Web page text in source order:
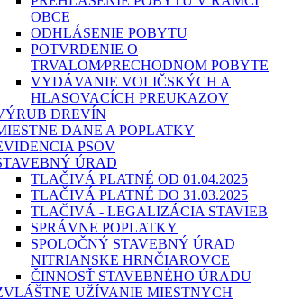
OBCE
ODHLÁSENIE POBYTU
POTVRDENIE O
TRVALOM⁄PRECHODNOM POBYTE
VYDÁVANIE VOLIČSKÝCH A
HLASOVACÍCH PREUKAZOV
DREVÍN
DANE A POPLATKY
PSOV
ÚRAD
TLAČIVÁ PLATNÉ OD 01.04.2025
TLAČIVÁ PLATNÉ DO 31.03.2025
TLAČIVÁ - LEGALIZÁCIA STAVIEB
SPRÁVNE POPLATKY
SPOLOČNÝ STAVEBNÝ ÚRAD
NITRIANSKE HRNČIAROVCE
ČINNOSŤ STAVEBNÉHO ÚRADU
UŽÍVANIE MIESTNYCH